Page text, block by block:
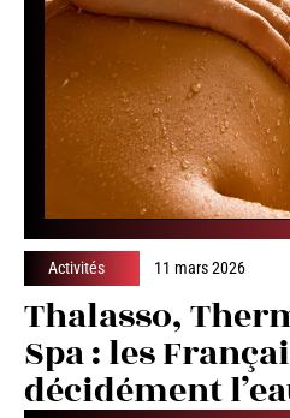
Activités 11 mars 2026
Thalasso,
Spa : les
décidément